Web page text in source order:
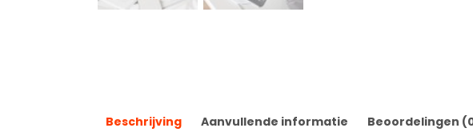
Beschrijving Aanvullende informatie Beoordelingen